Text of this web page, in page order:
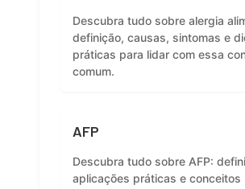
Descubra tudo sobre alergia
definição, causas, sintomas e
práticas para lidar com essa
comum.
AFP
Descubra tudo sobre AFP:
aplicações práticas e conceitos